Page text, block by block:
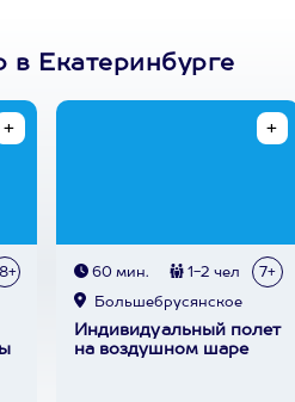
Екатеринбурге
60 мин. 1-2 чел 7+
Большебрусянское
Индивидуальный полет
на воздушном шаре